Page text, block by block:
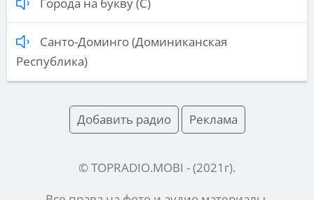
Санто-Доминго (Доминиканская
Республика)
Добавить радио Реклама
© TOPRADIO.MOBI - (2021 г).